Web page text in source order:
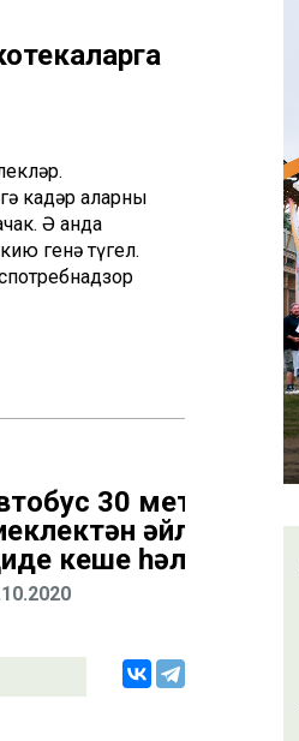
кадәр аларны
Ә анда
генә түгел.
30 метр
әйләнгән:
кеше һәлак